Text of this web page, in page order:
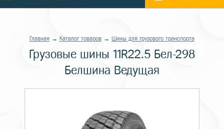
Главная → Каталог товаров → Шины для грузового транспорта
Грузовые шины 11R22.5 Бел-298
Белшина Ведущая